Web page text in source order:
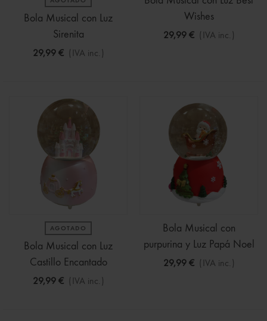
Bola Musical con Luz
Sirenita
29,99 € (IVA inc.)
Wishes
29,99 € (IVA inc.)
AGOTADO
Bola Musical con Luz
Castillo Encantado
29,99 € (IVA inc.)
Bola Musical con
purpurina y Luz Papá Noel
29,99 € (IVA inc.)